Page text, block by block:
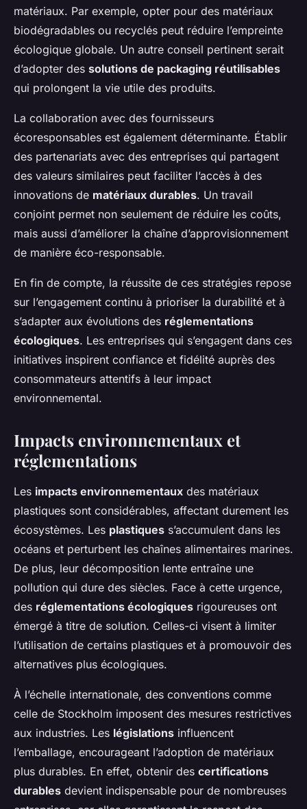
matériaux. Par exemple, opter pour des matériaux
biodégradables ou recyclés peut réduire l’empreinte
écologique globale. Un autre conseil pertinent serait
d’adopter des solutions de packaging réutilisables
qui prolongent la vie utile des produits.
La collaboration avec des fournisseurs
écoresponsables est également déterminante. Établir
des partenariats avec des entreprises qui partagent
des valeurs similaires peut faciliter l’accès à des
innovations de matériaux durables. Un travail
conjoint permet non seulement de réduire les coûts,
mais aussi d’améliorer la chaîne d’approvisionnement
de manière éco-responsable.
En fin de compte, la réussite de ces stratégies repose
sur l’engagement continu à prioriser la durabilité et à
s’adapter aux évolutions des réglementations
écologiques. Les entreprises qui s’engagent dans ces
initiatives inspirent confiance et fidélité auprès des
consommateurs attentifs à leur impact
environnemental.
Impacts environnementaux et
réglementations
Les impacts environnementaux des matériaux
plastiques sont considérables, affectant durement les
écosystèmes. Les plastiques s’accumulent dans les
océans et perturbent les chaînes alimentaires marines.
De plus, leur décomposition lente entraîne une
pollution qui dure des siècles. Face à cette urgence,
des réglementations écologiques rigoureuses ont
émergé à titre de solution. Celles-ci visent à limiter
l’utilisation de certains plastiques et à promouvoir des
alternatives plus écologiques.
À l’échelle internationale, des conventions comme
celle de Stockholm imposent des mesures restrictives
aux industries. Les législations influencent
l’emballage, encourageant l’adoption de matériaux
plus durables. En effet, obtenir des certifications
durables devient indispensable pour de nombreuses